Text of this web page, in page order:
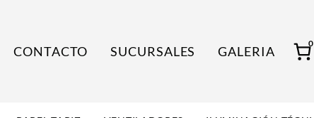
CONTACTO SUCURSALES GALERIA
0